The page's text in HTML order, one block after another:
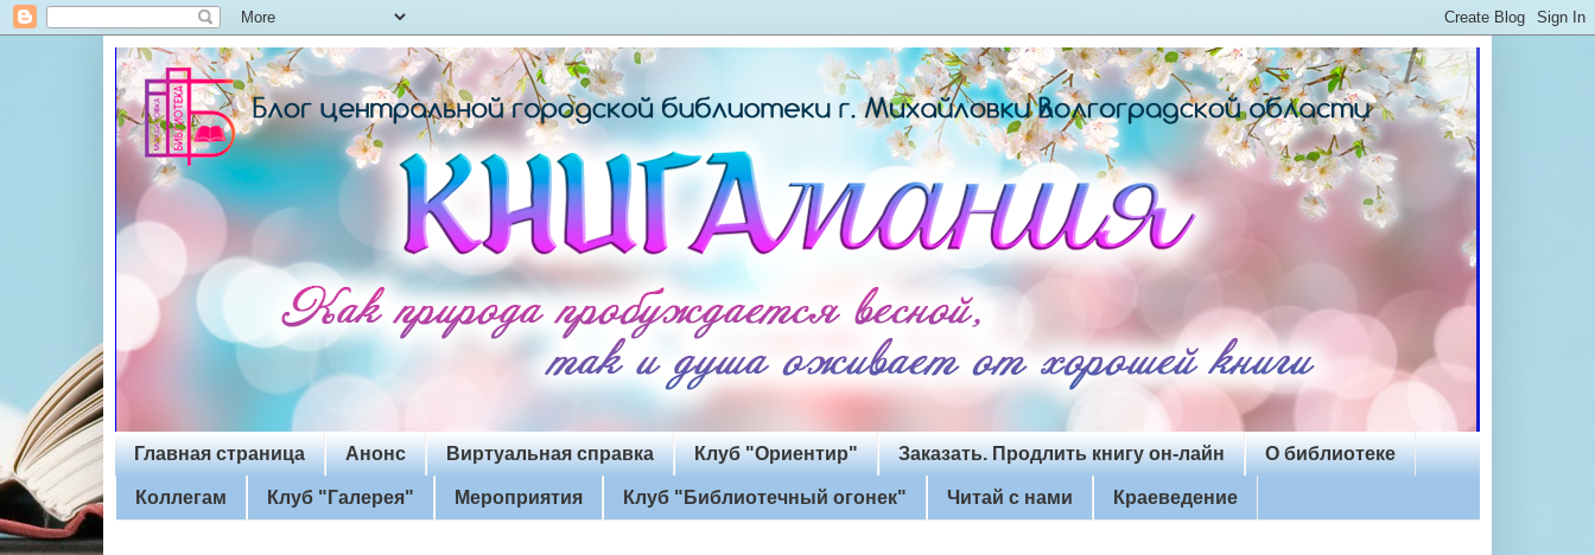
Главная страница Анонс Виртуальная справка Клуб "Ориентир" Заказать. Продлить книгу он-лайн О библиотеке
Коллегам Клуб "Галерея" Мероприятия Клуб "Библиотечный огонек" Читай с нами Краеведение